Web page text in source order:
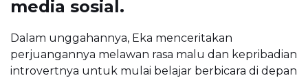
media sosial.
Dalam unggahannya, Eka menceritakan
perjuangannya melawan rasa malu dan kepribadian
introvertnya untuk mulai belajar berbicara di depan